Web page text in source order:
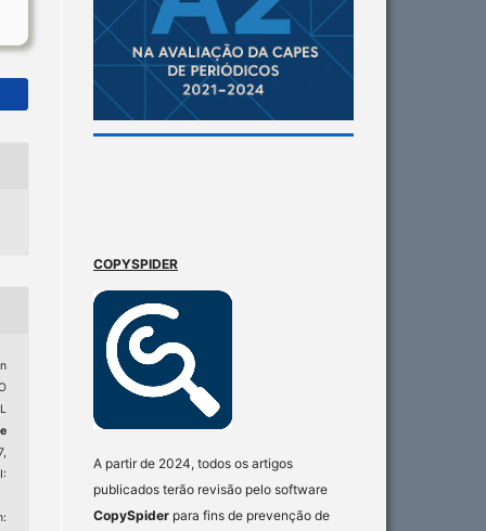
COPYSPIDER
A partir de 2024, todos os artigos
publicados terão revisão pelo software
CopySpider para fins de prevenção de